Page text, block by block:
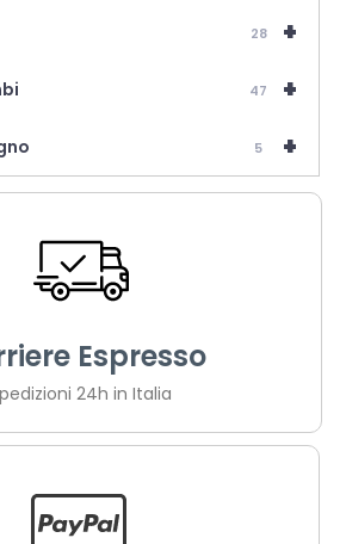
+
28
+
47
+
5
Espresso
24h in Italia